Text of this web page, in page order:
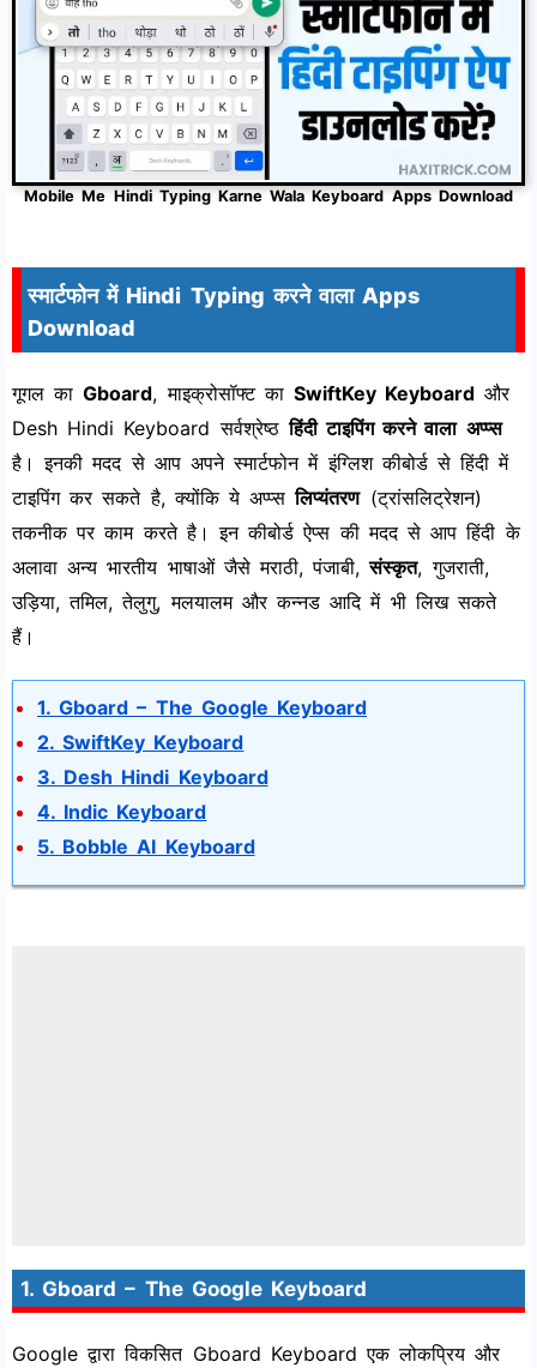
Mobile Me Hindi Typing Karne Wala Keyboard Apps Download
स्मार्टफोन में Hindi Typing करने वाला Apps
Download
गूगल काGboard, माइक्रोसॉफ्ट काSwiftKey Keyboard और
Desh Hindi Keyboard सर्वश्रेष्ठहिंदी टाइपिंग करने वाला अप्प्स
है। इनकी मदद से आप अपने स्मार्टफोन में इंग्लिश कीबोर्ड से हिंदी में
टाइपिंग कर सकते है, क्योंकि ये अप्प्सलिप्यंतरण(ट्रांसलिट्रेशन)
तकनीक पर काम करते है। इन कीबोर्ड ऐप्स की मदद से आप हिंदी के
अलावा अन्य भारतीय भाषाओं जैसे मराठी, पंजाबी,संस्कृत, गुजराती,
उड़िया, तमिल, तेलुगु, मलयालम और कन्नड आदि में भी लिख सकते
हैं।
1. Gboard – The Google Keyboard
2. SwiftKey Keyboard
3. Desh Hindi Keyboard
4. Indic Keyboard
5. Bobble AI Keyboard
1. Gboard – The Google Keyboard
Google द्वारा विकसित Gboard Keyboard एक लोकप्रिय और